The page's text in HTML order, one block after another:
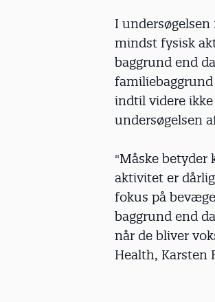
I
mindst fysisk
baggrund end
indtil videre
undersøgelsen
"Måske betyder
aktivitet er
fokus på
baggrund end
når de bliver
Health, Karsten